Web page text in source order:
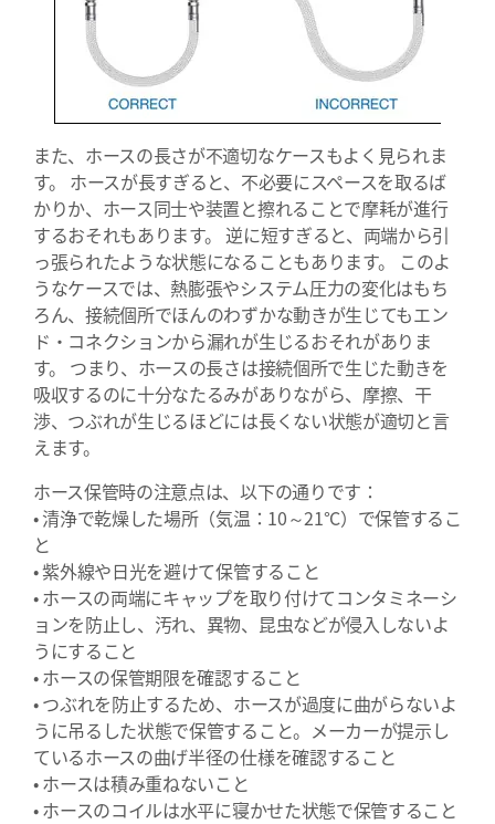
また、ホースの長さが不適切なケースもよく見られま
す。 ホースが長すぎると、不必要にスペースを取るば
かりか、ホース同士や装置と擦れることで摩耗が進行
するおそれもあります。 逆に短すぎると、両端から引
っ張られたような状態になることもあります。 このよ
うなケースでは、熱膨張やシステム圧力の変化はもち
ろん、接続個所でほんのわずかな動きが生じてもエン
ド・コネクションから漏れが生じるおそれがありま
す。 つまり、ホースの長さは接続個所で生じた動きを
吸収するのに十分なたるみがありながら、摩擦、干
渉、つぶれが生じるほどには長くない状態が適切と言
えます。
ホース保管時の注意点は、以下の通りです：
• 清浄で乾燥した場所（気温：10～21°C）で保管するこ
と
• 紫外線や日光を避けて保管すること
• ホースの両端にキャップを取り付けてコンタミネーシ
ョンを防止し、汚れ、異物、昆虫などが侵入しないよ
うにすること
• ホースの保管期限を確認すること
• つぶれを防止するため、ホースが過度に曲がらないよ
うに吊るした状態で保管すること。メーカーが提示し
ているホースの曲げ半径の仕様を確認すること
• ホースは積み重ねないこと
• ホースのコイルは水平に寝かせた状態で保管すること